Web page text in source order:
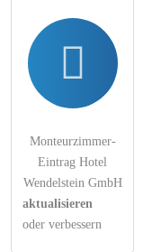
Monteurzimmer-
Eintrag Hotel
Wendelstein GmbH
aktualisieren
oder verbessern